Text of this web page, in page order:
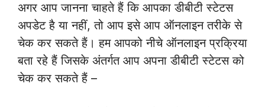
अगर आप जानना चाहते हैं कि आपका डीबीटी स्टेटस
अपडेट है या नहीं, तो आप इसे आप ऑनलाइन तरीके से
चेक कर सकते हैं। हम आपको नीचे ऑनलाइन प्रक्रिया
बता रहे हैं जिसके अंतर्गत आप अपना डीबीटी स्टेटस को
चेक कर सकते हैं –